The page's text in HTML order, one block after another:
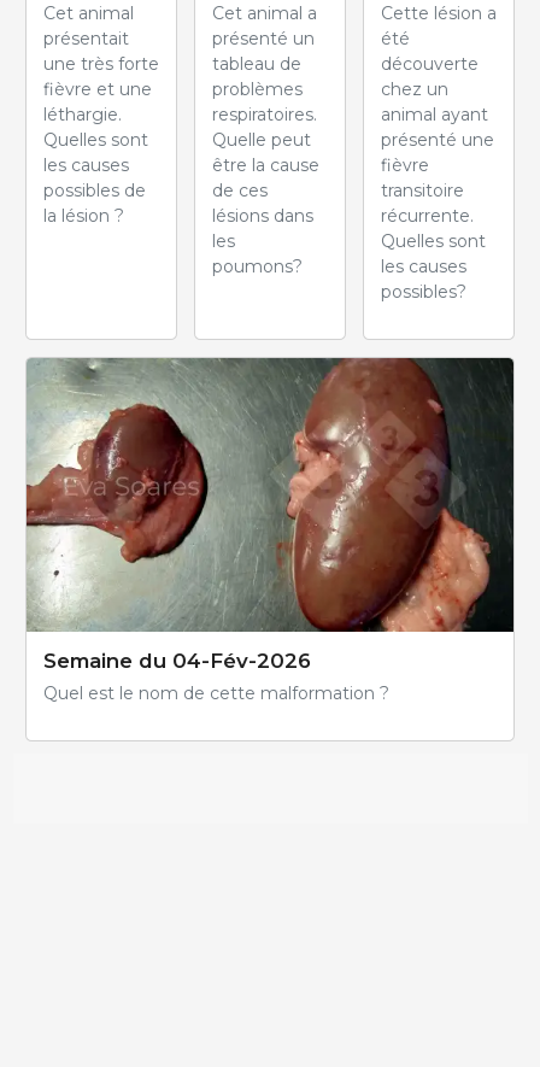
Cet animal
présentait
une très forte
fièvre et une
léthargie.
Quelles sont
les causes
possibles de
la lésion ?
Cet animal a
présenté un
tableau de
problèmes
respiratoires.
Quelle peut
être la cause
de ces
lésions dans
les
poumons?
Cette lésion a
été
découverte
chez un
animal ayant
présenté une
fièvre
transitoire
récurrente.
Quelles sont
les causes
possibles?
Semaine du 04-Fév-2026
Quel est le nom de cette malformation ?